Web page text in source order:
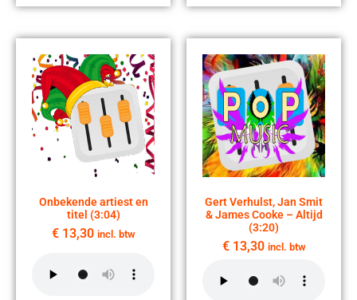
Onbekende artiest en
titel (3:04)
€13,30 incl. btw
Gert Verhulst, Jan Smit
& James Cooke – Altijd
(3:20)
€13,30 incl. btw